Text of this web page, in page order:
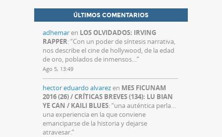
ÚLTIMOS COMENTARIOS
adhemaren LOS OLVIDADOS: IRVING
RAPPER: “Con un poder de síntesis narrativa,
nos describe el cine de hollywood, de la edad
de oro, poblados de inmensos…”
Ago 5, 13:49
hector eduardo alvarezen MES FICUNAM
2016 (26) / CRÍTICAS BREVES (134): LU BIAN
YE CAN / KAILI BLUES: “una auténtica perla…
una experiencia en la que conviene
emanciparse de la historia y dejarse
atravesar.”